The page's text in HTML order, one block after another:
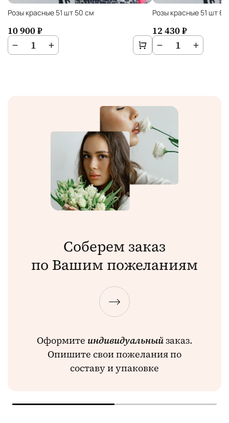
Розы красные 51 шт 50 см
10 900 ₽
− 1 +
Розы красные 51 шт
12 430 ₽
− 1 +
Соберем заказ
по Вашим пожеланиям
Оформите индивидуальныйзаказ.
Опишите свои пожелания по
составу и упаковке